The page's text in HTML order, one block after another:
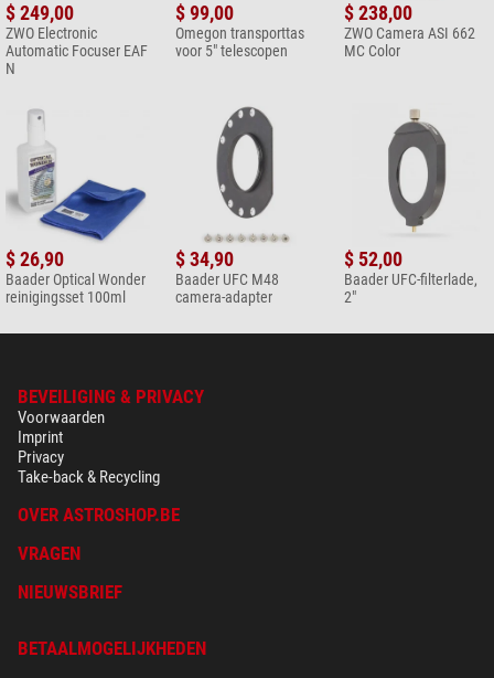
$ 249,00
ZWO Electronic
Automatic Focuser EAF
N
$ 99,00
Omegon transporttas
voor 5" telescopen
$ 238,00
ZWO Camera ASI 662
MC Color
$ 26,90
Baader Optical Wonder
reinigingsset 100ml
$ 34,90
Baader UFC M48
camera-adapter
$ 52,00
Baader UFC-filterlade,
2"
BEVEILIGING & PRIVACY
Voorwaarden
Imprint
Privacy
Take-back & Recycling
OVER ASTROSHOP.BE
VRAGEN
NIEUWSBRIEF
BETAALMOGELIJKHEDEN